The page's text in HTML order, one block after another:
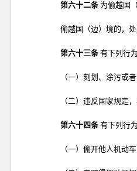
第六十二条 为偷越国
偷越国（边）境的，
第六十三条 有下列行
（一）刻划、涂污或
（二）违反国家规定
第六十四条 有下列行
（一）偷开他人机动车